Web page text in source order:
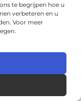
te begrijpen hoe u
verbeteren en u
Voor meer
AANBIEDINGEN